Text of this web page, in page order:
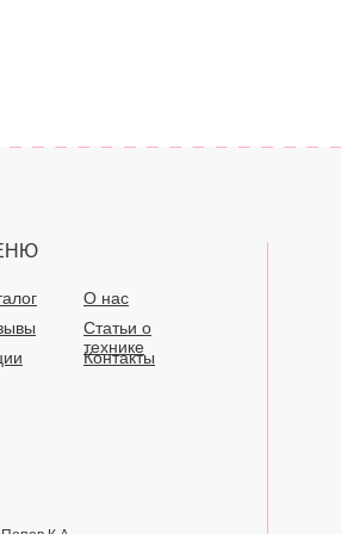
О нас
Статьи о
технике
Контакты